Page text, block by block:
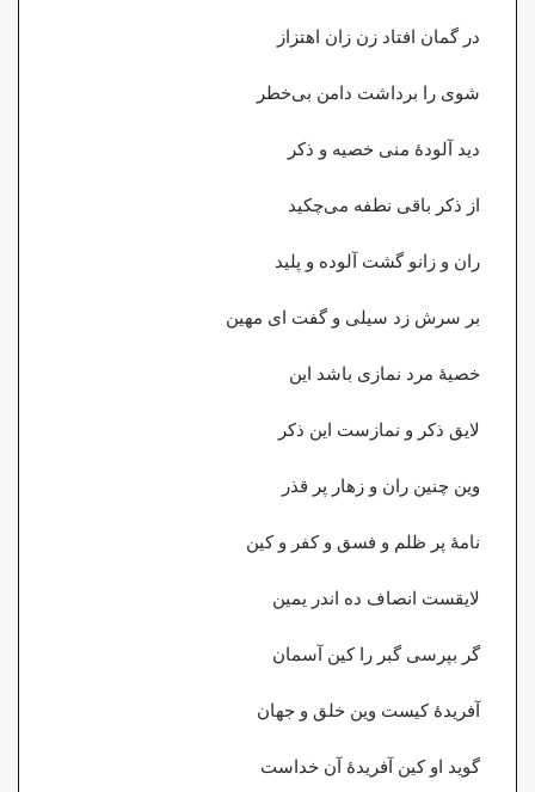
در گمان افتاد زن زان اهتزاز
شوی را برداشت دامن بی‌خطر
دید آلودهٔ منی خصیه و ذکر
از ذکر باقی نطفه می‌چکید
ران و زانو گشت آلوده و پلید
بر سرش زد سیلی و گفت ای مهین
خصیهٔ مرد نمازی باشد این
لایق ذکر و نمازست این ذکر
وین چنین ران و زهار پر قذر
نامهٔ پر ظلم و فسق و کفر و کین
لایقست انصاف ده اندر یمین
گر بپرسی گبر را کین آسمان
آفریدهٔ کیست وین خلق و جهان
گوید او کین آفریدهٔ آن خداست